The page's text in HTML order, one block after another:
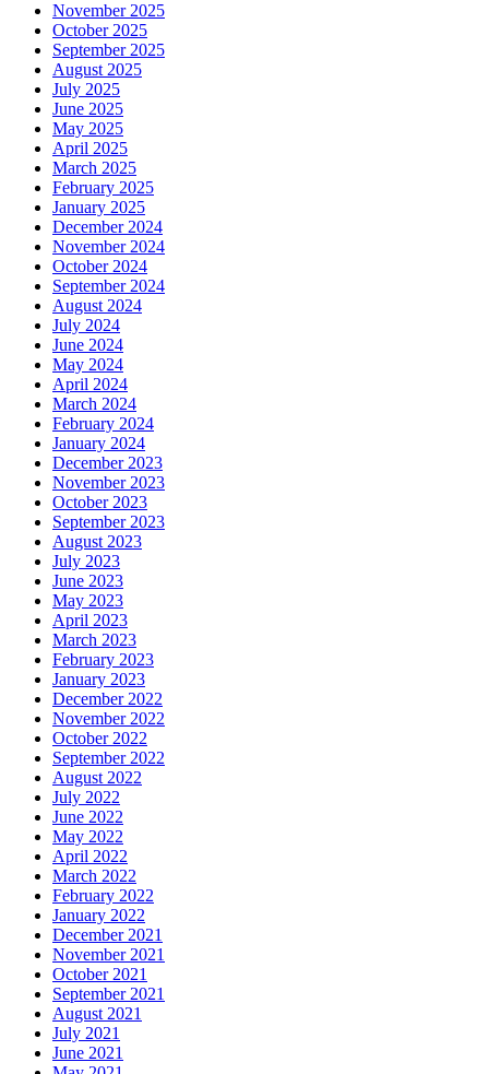
November 2025
October 2025
September 2025
August 2025
July 2025
June 2025
May 2025
April 2025
March 2025
February 2025
January 2025
December 2024
November 2024
October 2024
September 2024
August 2024
July 2024
June 2024
May 2024
April 2024
March 2024
February 2024
January 2024
December 2023
November 2023
October 2023
September 2023
August 2023
July 2023
June 2023
May 2023
April 2023
March 2023
February 2023
January 2023
December 2022
November 2022
October 2022
September 2022
August 2022
July 2022
June 2022
May 2022
April 2022
March 2022
February 2022
January 2022
December 2021
November 2021
October 2021
September 2021
August 2021
July 2021
June 2021